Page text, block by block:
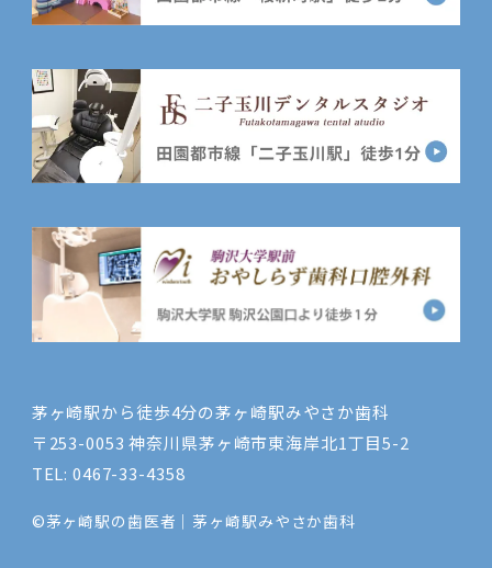
茅ヶ崎駅から徒歩4分の茅ヶ崎駅みやさか歯科
〒253-0053 神奈川県茅ヶ崎市東海岸北1丁目5-2
TEL:0467-33-4358
©茅ヶ崎駅の歯医者｜茅ヶ崎駅みやさか歯科